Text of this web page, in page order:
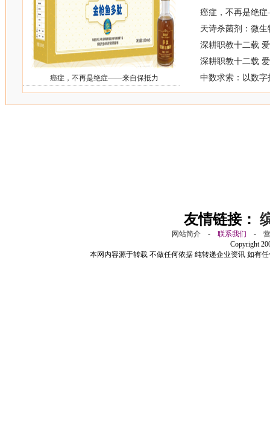
癌症，不再是绝症——来自保抵力
癌症，不再是绝
天诗杀菌剂：微
深耕职教十二载
深耕职教十二载
中数求索：以数
友情链接：
网站简介 - 联系我们 -
Copyright
本网内容源于转载 不做任何依据 纯转递企业资讯 如有